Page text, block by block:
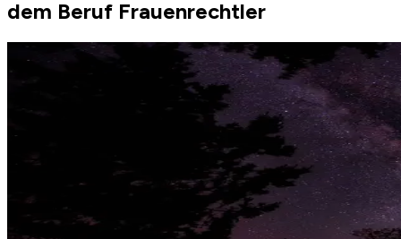
dem Beruf Frauenrechtler